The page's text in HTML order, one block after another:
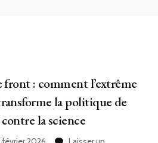
: comment l’extrême
la politique de
la science